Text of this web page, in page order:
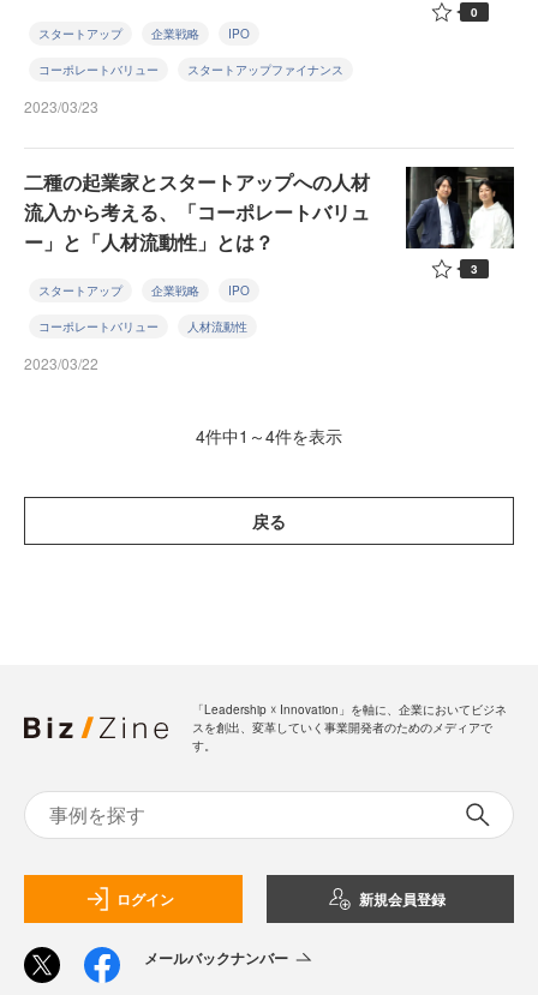
スタートアップ 企業戦略 IPO
コーポレートバリュー スタートアップファイナンス
2023/03/23
0
二種の起業家とスタートアップへの人材
流入から考える、「コーポレートバリュ
ー」と「人材流動性」とは？
スタートアップ 企業戦略 IPO
コーポレートバリュー 人材流動性
2023/03/22
3
4件中1～4件を表示
戻る
「Leadership ☓ Innovation」を軸に、企業においてビジネ
スを創出、変革していく事業開発者のためのメディアで
す。
ログイン 新規会員登録
メールバックナンバー